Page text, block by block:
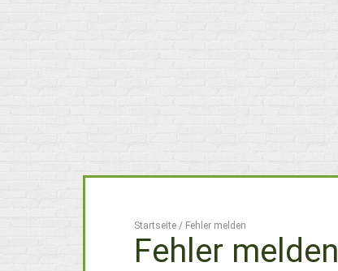
Startseite / Fehler melden
Fehler melden